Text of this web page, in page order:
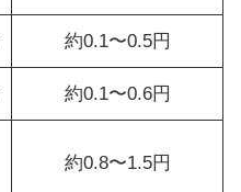
約0.1〜0.5円
約0.1〜0.6円
約0.8〜1.5円